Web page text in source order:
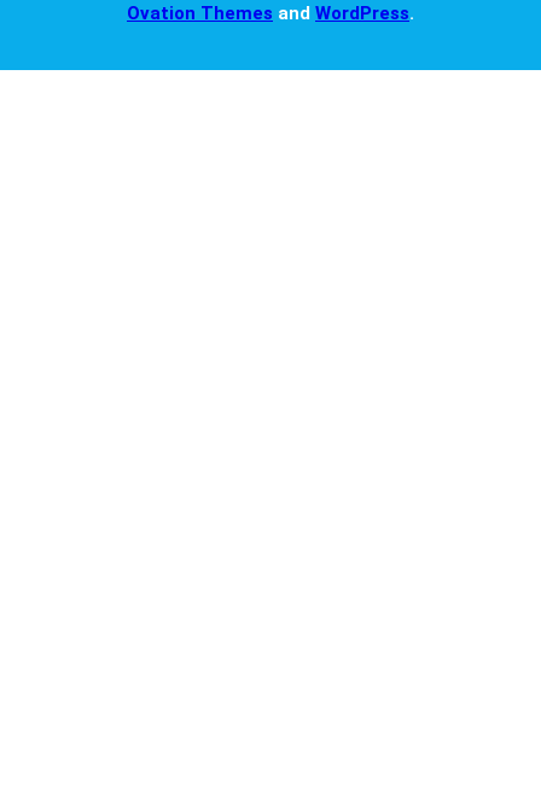
Ovation Themes and WordPress.